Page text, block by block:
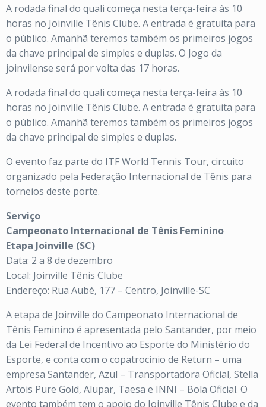
A rodada final do quali começa nesta terça-feira às 10
horas no Joinville Tênis Clube. A entrada é gratuita para
o público. Amanhã teremos também os primeiros jogos
da chave principal de simples e duplas. O Jogo da
joinvilense será por volta das 17 horas.
A rodada final do quali começa nesta terça-feira às 10
horas no Joinville Tênis Clube. A entrada é gratuita para
o público. Amanhã teremos também os primeiros jogos
da chave principal de simples e duplas.
O evento faz parte do ITF World Tennis Tour, circuito
organizado pela Federação Internacional de Tênis para
torneios deste porte.
Serviço
Campeonato Internacional de Tênis Feminino
Etapa Joinville (SC)
Data: 2 a 8 de dezembro
Local: Joinville Tênis Clube
Endereço: Rua Aubé, 177 – Centro, Joinville-SC
A etapa de Joinville do Campeonato Internacional de
Tênis Feminino é apresentada pelo Santander, por meio
da Lei Federal de Incentivo ao Esporte do Ministério do
Esporte, e conta com o copatrocínio de Return – uma
empresa Santander, Azul – Transportadora Oficial, Stella
Artois Pure Gold, Alupar, Taesa e INNI – Bola Oficial. O
evento também tem o apoio do Joinville Tênis Clube e da